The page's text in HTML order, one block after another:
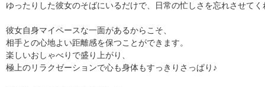
ゆったりした彼女のそばにいるだけで、日常の忙しさを忘れさせてく
彼女自身マイペースな一面があるからこそ、
相手との心地よい距離感を保つことができます。
楽しいおしゃべりで盛り上がり、
極上のリラクゼーションで心も身体もすっきりさっぱり♪